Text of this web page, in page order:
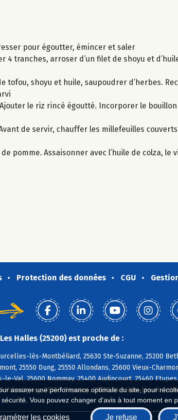
assurer une performance optimale du site, pour
Vous pouvez changer d'avis à tout moment en
les cookies Je refuse
pour égoutter, émincer et saler
tranches, arroser d’un filet de shoyu et
tofou, shoyu et huile, saupoudrer d’herbes.
le riz rincé égoutté. Incorporer le
de servir, chauffer les millefeuilles
pomme. Assaisonner avec l’huile de colza, le
Protection des données CGU
Halles (25200) est proche de :
lès-Montbéliard, 25630 Ste-Suzanne, 25200
25550 Dung, 25550 Allondans, 25600 Vieux-
Val, 25600 Nommay, 25400 Audincourt, 25460
25550 Raynans, 25550 St-Julien-lès-